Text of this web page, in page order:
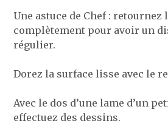
Une astuce de Chef : retournez
complètement pour avoir un
régulier.
Dorez la surface lisse avec le
Avec le dos d’une lame d’un
effectuez des dessins.